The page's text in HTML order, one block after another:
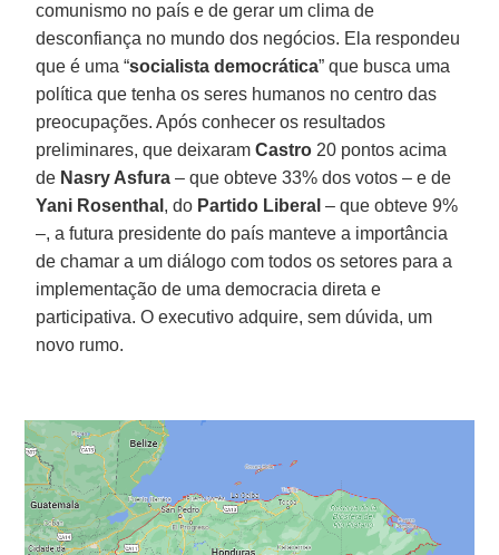
comunismo no país e de gerar um clima de
desconfiança no mundo dos negócios. Ela respondeu
que é uma “socialista democrática” que busca uma
política que tenha os seres humanos no centro das
preocupações. Após conhecer os resultados
preliminares, que deixaramCastro 20 pontos acima
de Nasry Asfura – que obteve 33% dos votos – e de
Yani Rosenthal , do Partido Liberal – que obteve 9%
–, a futura presidente do país manteve a importância
de chamar a um diálogo com todos os setores para a
implementação de uma democracia direta e
participativa. O executivo adquire, sem dúvida, um
novo rumo.